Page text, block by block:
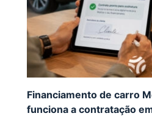
Financiamento de carro
funciona a contratação